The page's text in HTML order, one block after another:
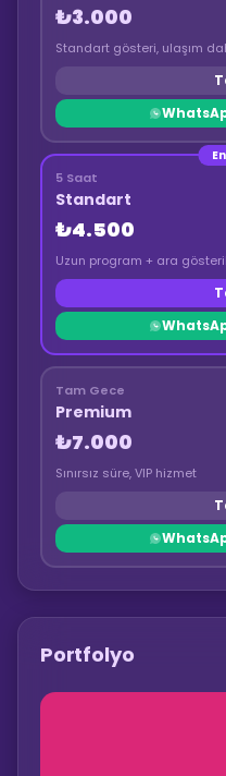
₺3.000
Standart gösteri, ulaşım
5 Saat
Standart
₺4.500
Uzun program + ara
Tam Gece
Premium
₺7.000
Sınırsız süre, VIP hizmet
Portfolyo